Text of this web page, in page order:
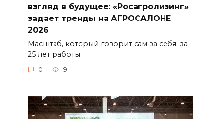
взгляд в будущее: «Росагролизинг»
задает тренды на АГРОСАЛОНЕ
2026
Масштаб, который говорит сам за себя: за
25 лет работы
0 9